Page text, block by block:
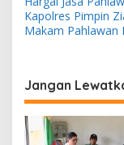
a
v
g
a
s
Kapolres Pimpin
Makam Pahlawan
Jangan